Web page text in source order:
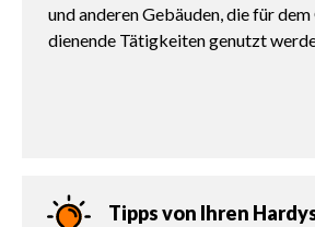
und anderen Gebäuden, die für
dienende Tätigkeiten genutzt
Tipps von Ihren